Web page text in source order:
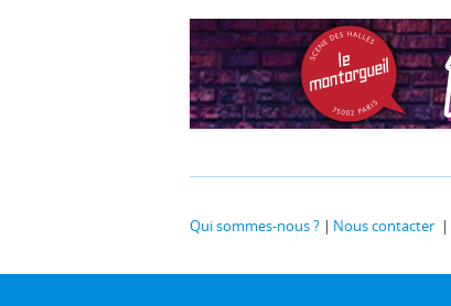
Qui sommes-nous ? Nous contacter